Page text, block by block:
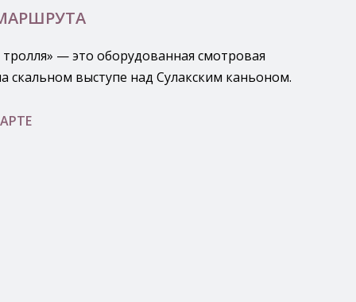
— это оборудованная смотровая
скальном выступе над Сулакским каньоном.